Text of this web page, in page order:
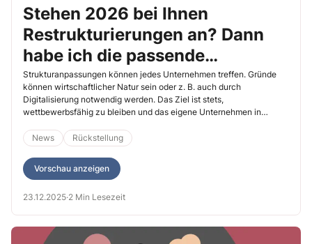
Stehen 2026 bei Ihnen
Restrukturierungen an? Dann
habe ich die passende
Rückstellung für Sie!
Strukturanpassungen können jedes Unternehmen treffen. Gründe
können wirtschaftlicher Natur sein oder z. B. auch durch
Digitalisierung notwendig werden. Das Ziel ist stets,
wettbewerbsfähig zu bleiben und das eigene Unternehmen in
Regel mit Kosten verbunden, für die Sie bereits 2025 eine
Rückstellung bilden müssen – abhängig von diversen
Voraussetzungen.
News Rückstellung
Vorschau anzeigen
23.12.2025·2 Min Lesezeit